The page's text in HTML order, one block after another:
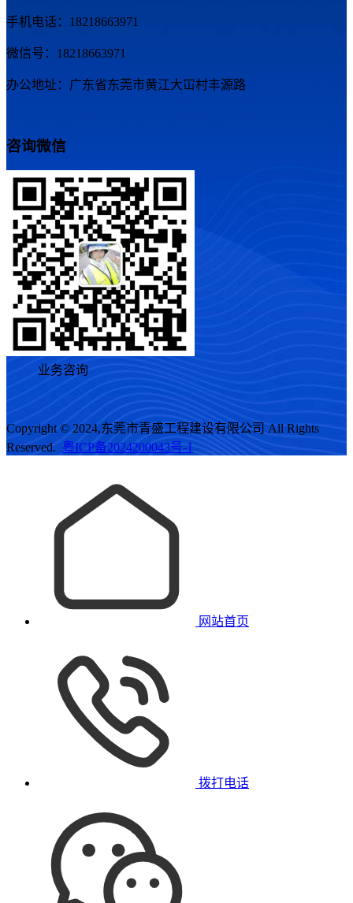
手机电话：18218663971
微信号：18218663971
办公地址：广东省东莞市黄江大冚村丰源路
咨询微信
业务咨询
Copyright © 2024,东莞市青盛工程建设有限公司 All Rights
Reserved. 粤ICP备2024200043号-1
网站首页
拨打电话